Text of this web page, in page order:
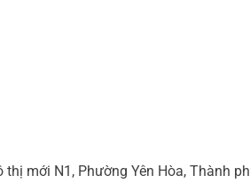
mới N1, Phường Yên Hòa, Thành